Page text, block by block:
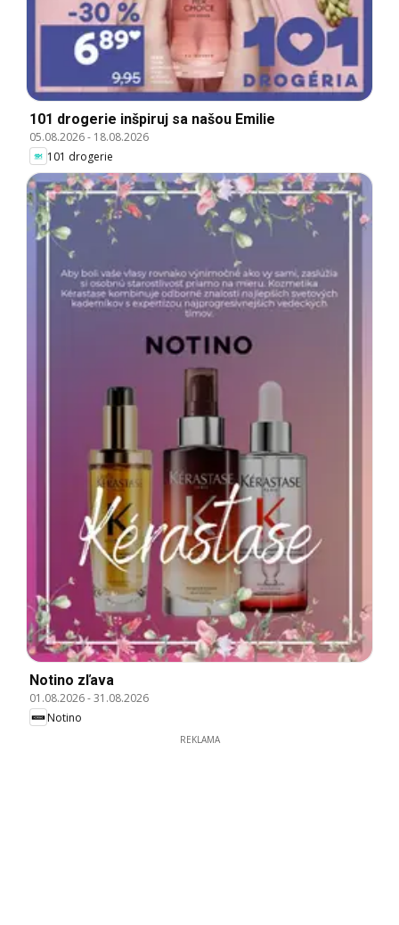
101 drogerie inšpiruj sa našou Emilie
05.08.2026- 18.08.2026
101 drogerie
Notino zľava
01.08.2026-31.08.2026
Notino
REKLAMA